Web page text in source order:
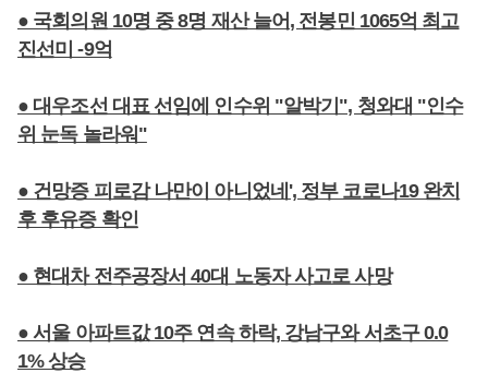
● 국회의원 10명 중 8명 재산 늘어, 전봉민 1065억 최고
진선미 -9억
● 대우조선 대표 선임에 인수위 "알박기", 청와대 "인수
위 눈독 놀라워"
● 건망증 피로감 나만이 아니었네', 정부 코로나19 완치
후 후유증 확인
● 현대차 전주공장서 40대 노동자 사고로 사망
● 서울 아파트값 10주 연속 하락, 강남구와 서초구 0.0
1% 상승